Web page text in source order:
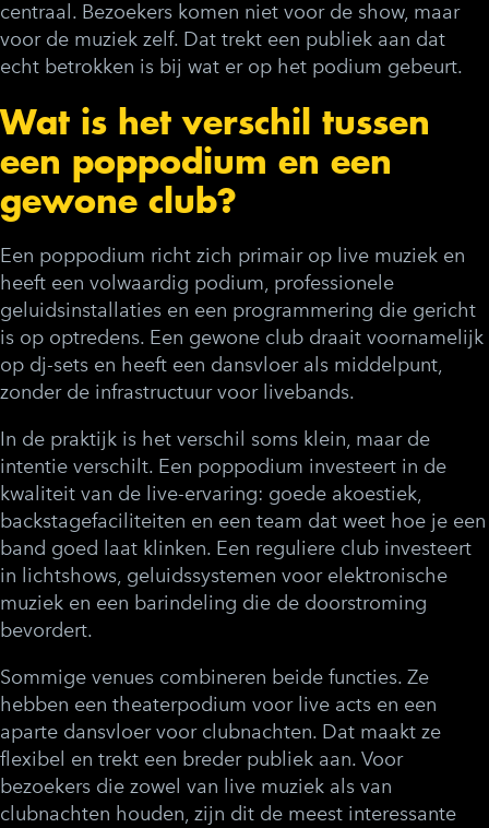
centraal. Bezoekers komen niet voor de show, maar
voor de muziek zelf. Dat trekt een publiek aan dat
echt betrokken is bij wat er op het podium gebeurt.
Wat is het verschil tussen
een poppodium en een
gewone club?
Een poppodium richt zich primair op live muziek en
heeft een volwaardig podium, professionele
geluidsinstallaties en een programmering die gericht
is op optredens. Een gewone club draait voornamelijk
op dj-sets en heeft een dansvloer als middelpunt,
zonder de infrastructuur voor livebands.
In de praktijk is het verschil soms klein, maar de
intentie verschilt. Een poppodium investeert in de
kwaliteit van de live-ervaring: goede akoestiek,
backstagefaciliteiten en een team dat weet hoe je een
band goed laat klinken. Een reguliere club investeert
in lichtshows, geluidssystemen voor elektronische
muziek en een barindeling die de doorstroming
bevordert.
Sommige venues combineren beide functies. Ze
hebben een theaterpodium voor live acts en een
aparte dansvloer voor clubnachten. Dat maakt ze
flexibel en trekt een breder publiek aan. Voor
bezoekers die zowel van live muziek als van
clubnachten houden, zijn dit de meest interessante